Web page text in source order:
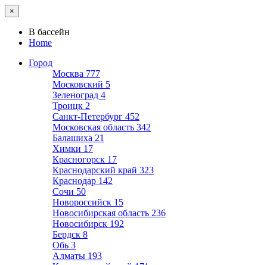
×
В бассейн
Home
Город
Москва 777
Московский 5
Зеленоград 4
Троицк 2
Санкт-Петербург 452
Московская область 342
Балашиха 21
Химки 17
Красногорск 17
Краснодарский край 323
Краснодар 142
Сочи 50
Новороссийск 15
Новосибирская область 236
Новосибирск 192
Бердск 8
Обь 3
Алматы 193